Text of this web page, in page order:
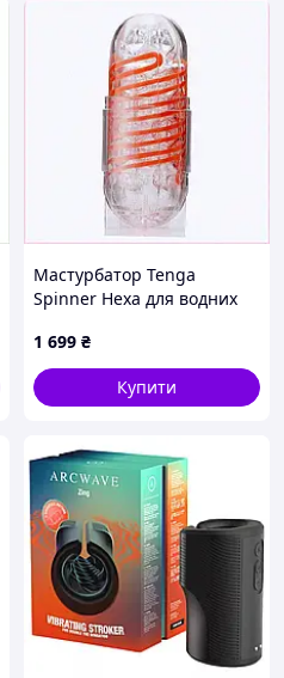
Мастурбатор Tenga
Spinner Hexa для водних
1 699 ₴
Купити